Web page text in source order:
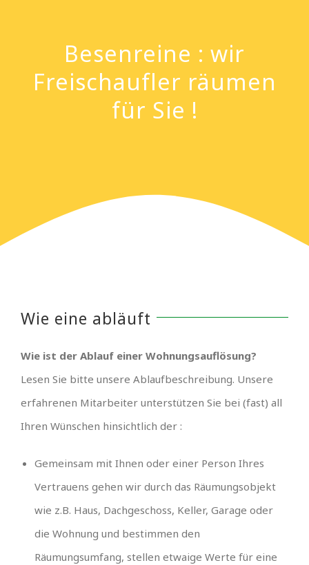
Besenreine : wir
Freischaufler räumen
für Sie !
Wie eine abläuft
Wie ist der Ablauf einer Wohnungsauflösung?
Lesen Sie bitte unsere Ablaufbeschreibung. Unsere
erfahrenen Mitarbeiter unterstützen Sie bei (fast) all
Ihren Wünschen hinsichtlich der :
Gemeinsam mit Ihnen oder einer Person Ihres
Vertrauens gehen wir durch das Räumungsobjekt
wie z.B. Haus, Dachgeschoss, Keller, Garage oder
die Wohnung und bestimmen den
Räumungsumfang, stellen etwaige Werte für eine